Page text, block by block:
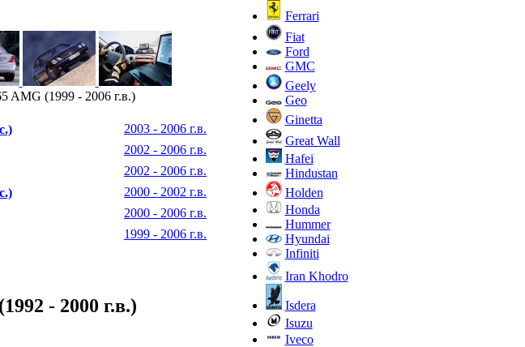
AMG (1999 - 2006 г.в.)
2003 - 2006 г.в.
2002 - 2006 г.в.
2002 - 2006 г.в.
2000 - 2002 г.в.
2000 - 2006 г.в.
1999 - 2006 г.в.
- 2000 г.в.)
Ferrari
Fiat
Ford
GMC
Geely
Geo
Ginetta
Great Wall
Hafei
Hindustan
Holden
Honda
Hummer
Hyundai
Infiniti
Iran Khodro
Isdera
Isuzu
Iveco